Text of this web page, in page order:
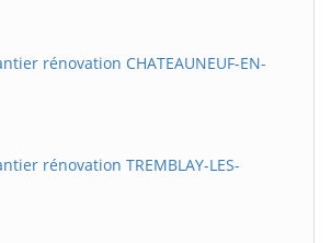
rénovation CHATEAUNEUF-EN-
rénovation TREMBLAY-LES-